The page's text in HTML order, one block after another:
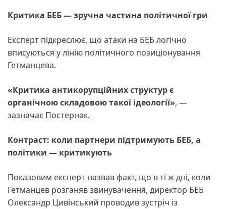
Критика БЕБ — зручна частина політичної гри
Експерт підкреслює, що атаки на БЕБ логічно
вписуються у лінію політичного позиціонування
Гетманцева.
«Критика антикорупційних структур є
органічною складовою такої ідеології», —
зазначає Постернак.
Контраст: коли партнери підтримують БЕБ, а
політики — критикують
Показовим експерт назвав факт, що в ті ж дні, коли
Гетманцев розганяв звинувачення, директор БЕБ
Олександр Цивінський проводив зустріч із